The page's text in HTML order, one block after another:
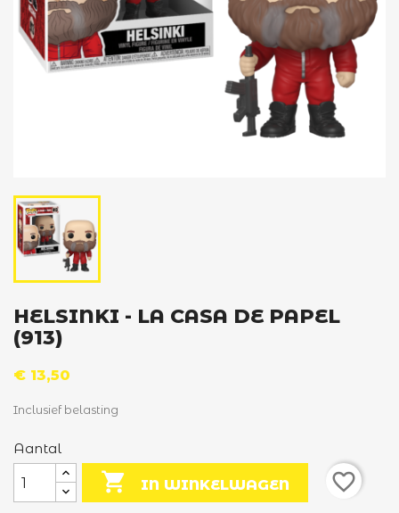
HELSINKI - LA CASA DE PAPEL
(913)
€ 13,50
Inclusief belasting
Aantal
 IN WINKELWAGEN
favorite_border